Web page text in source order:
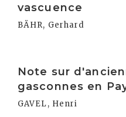
vascuence
BÄHR, Gerhard
Note sur
gasconnes en
GAVEL, Henri